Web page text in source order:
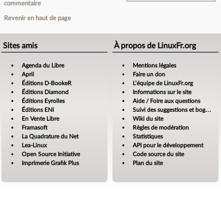
commentaire
Revenir en haut de page
Sites amis
Agenda du Libre
April
Éditions D-BookeR
Éditions Diamond
Éditions Eyrolles
Éditions ENI
En Vente Libre
Framasoft
La Quadrature du Net
Lea-Linux
Open Source Initiative
Imprimerie Grafik Plus
À propos de LinuxFr.org
Mentions légales
Faire un don
L’équipe de LinuxFr.org
Informations sur le site
Aide / Foire aux questions
Suivi des suggestions et bogues
Wiki du site
Règles de modération
Statistiques
API pour le développement
Code source du site
Plan du site